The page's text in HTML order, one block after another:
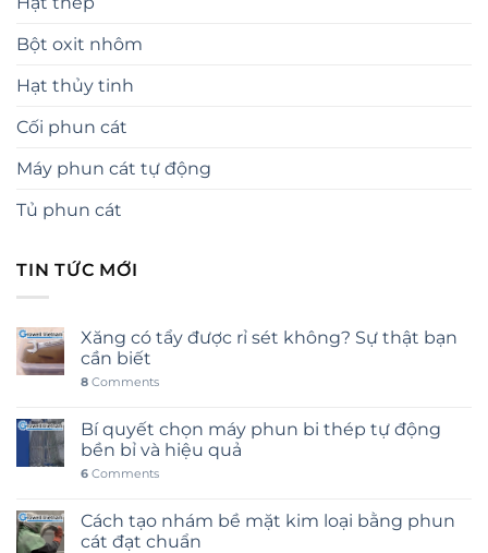
Bột oxit nhôm
Hạt thủy tinh
Cối phun cát
Máy phun cát tự động
Tủ phun cát
TIN TỨC MỚI
Xăng có tẩy được rỉ sét không? Sự thật bạn
cần biết
8 Comments
Bí quyết chọn máy phun bi thép tự động
bền bỉ và hiệu quả
6 Comments
Cách tạo nhám bề mặt kim loại bằng phun
cát đạt chuẩn